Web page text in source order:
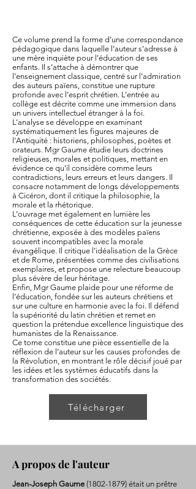
Ce volume prend la forme d’une correspondance
pédagogique dans laquelle l’auteur s’adresse à
une mère inquiète pour l’éducation de ses
enfants. Il s’attache à démontrer que
l’enseignement classique, centré sur l’admiration
des auteurs païens, constitue une rupture
profonde avec l’esprit chrétien. L’entrée au
collège est décrite comme une immersion dans
un univers intellectuel étranger à la foi.
L’analyse se développe en examinant
systématiquement les figures majeures de
l’Antiquité : historiens, philosophes, poètes et
orateurs. Mgr Gaume étudie leurs doctrines
religieuses, morales et politiques, mettant en
évidence ce qu’il considère comme leurs
contradictions, leurs erreurs et leurs dangers. Il
consacre notamment de longs développements
à Cicéron, dont il critique la philosophie, la
morale et la rhétorique.
L’ouvrage met également en lumière les
conséquences de cette éducation sur la jeunesse
chrétienne, exposée à des modèles païens
souvent incompatibles avec la morale
évangélique. Il critique l’idéalisation de la Grèce
et de Rome, présentées comme des civilisations
exemplaires, et propose une relecture beaucoup
plus sévère de leur héritage.
Enfin, Mgr Gaume plaide pour une réforme de
l’éducation, fondée sur les auteurs chrétiens et
sur une culture en harmonie avec la foi. Il défend
la supériorité du latin chrétien et remet en
question la prétendue excellence linguistique des
humanistes de la Renaissance.
Ce tome constitue une pièce essentielle de la
réflexion de l’auteur sur les causes profondes de
la Révolution, en montrant le rôle décisif joué par
les idées et les systèmes éducatifs dans la
transformation des sociétés.
Télécharger
A propos de l'auteur
Jean-Joseph Gaume (1802-1879) était un prêtre